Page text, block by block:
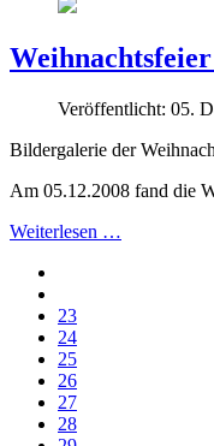
Veröffentlicht: 05.
Bildergalerie der
Am 05.12.2008 fand die
Weiterlesen …
23
24
25
26
27
28